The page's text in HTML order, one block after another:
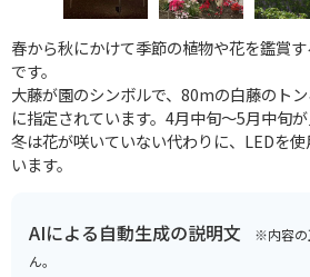
春から秋にかけて季節の植物や花を鑑賞
です。
大藤が園のシンボルで、80mの白藤のト
に指定されています。4月中旬〜5月中旬が
冬は花が咲いていない代わりに、LEDを
います。
AIによる自動生成の説明文 ※内容の
ん。